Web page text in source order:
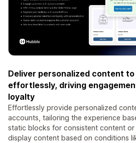
Deliver personalized content
effortlessly, driving
loyalty
Effortlessly provide personalized
accounts, tailoring the experience
static blocks for consistent content
display content based on conditions